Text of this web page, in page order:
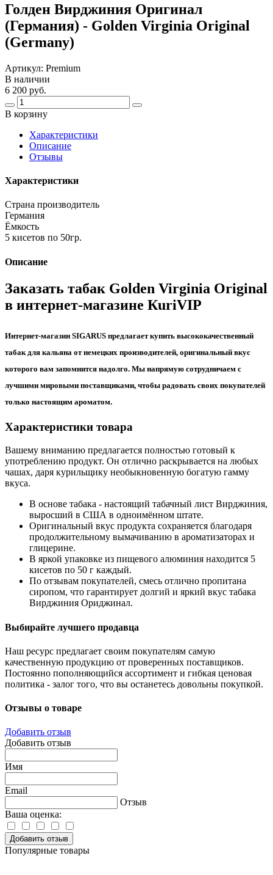
Голден Вирджиния Оригинал
(Германия) - Golden Virginia Original
(Germany)
Артикул: Premium
В наличии
6 200 руб.
В корзину
Харaктеристики
Описание
Отзывы
Характеристики
Страна производитель
Германия
Ёмкость
5 кисетов по 50гр.
Описание
Заказать табак Golden Virginia Original
в интернет-магазине КuriVIP
Интернет-магазин SIGARUS предлагает купить высококачественный
табак для кальяна от немецких производителей, оригинальный вкус
которого вам запомнится надолго. Мы напрямую сотрудничаем с
лучшими мировыми поставщиками, чтобы радовать своих покупателей
только настоящим ароматом.
Характеристики товара
Вашему вниманию предлагается полностью готовый к
употреблению продукт. Он отлично раскрывается на любых
чашах, даря курильщику необыкновенную богатую гамму
вкуса.
В основе табака - настоящий табачный лист Вирджиния,
выросший в США в одноимённом штате.
Оригинальный вкус продукта сохраняется благодаря
продолжительному вымачиванию в ароматизаторах и
глицерине.
В яркой упаковке из пищевого алюминия находится 5
кисетов по 50 г каждый.
По отзывам покупателей, смесь отлично пропитана
сиропом, что гарантирует долгий и яркий вкус табака
Вирджиния Ориджинал.
Выбирайте лучшего продавца
Наш ресурс предлагает своим покупателям самую
качественную продукцию от проверенных поставщиков.
Постоянно пополняющийся ассортимент и гибкая ценовая
политика - залог того, что вы останетесь довольны покупкой.
Отзывы о товаре
Добавить отзыв
Добавить отзыв
Имя
Email
Отзыв
Ваша оценка:
Добавить отзыв
Популярные товары